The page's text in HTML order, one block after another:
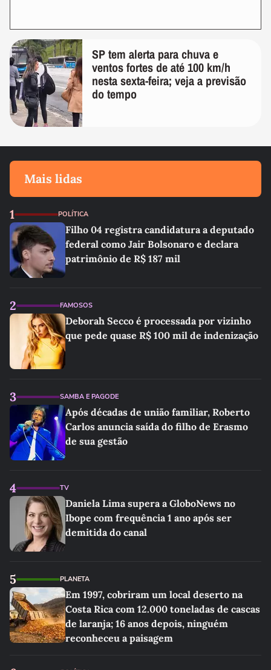
SP tem alerta para chuva e
ventos fortes de até 100 km/h
nesta sexta-feira; veja a previsão
do tempo
Mais lidas
1 POLÍTICA
Filho 04 registra candidatura a deputado
federal como Jair Bolsonaro e declara
patrimônio de R$ 187 mil
2 FAMOSOS
Deborah Secco é processada por vizinho
que pede quase R$ 100 mil de indenização
3 SAMBA E PAGODE
Após décadas de união familiar, Roberto
Carlos anuncia saída do filho de Erasmo
de sua gestão
4 TV
Daniela Lima supera a GloboNews no
Ibope com frequência 1 ano após ser
demitida do canal
5 PLANETA
Em 1997, cobriram um local deserto na
Costa Rica com 12.000 toneladas de cascas
de laranja; 16 anos depois, ninguém
reconheceu a paisagem